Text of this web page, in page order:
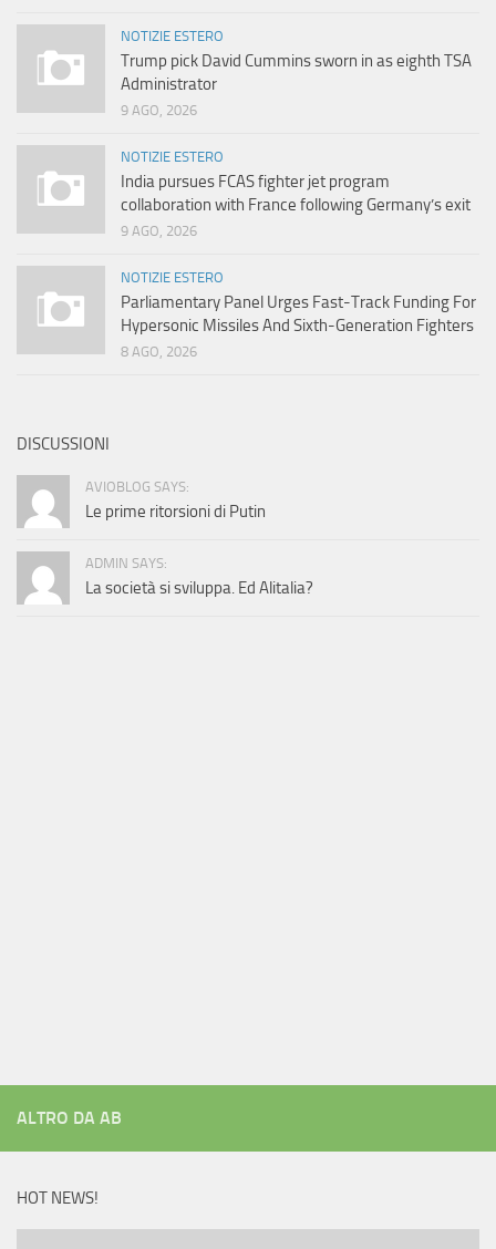
NOTIZIE ESTERO
Trump pick David Cummins sworn in as eighth TSA
Administrator
9 AGO, 2026
NOTIZIE ESTERO
India pursues FCAS fighter jet program
collaboration with France following Germany’s exit
9 AGO, 2026
NOTIZIE ESTERO
Parliamentary Panel Urges Fast-Track Funding For
Hypersonic Missiles And Sixth-Generation Fighters
8 AGO, 2026
DISCUSSIONI
AVIOBLOG SAYS:
Le prime ritorsioni di Putin
ADMIN SAYS:
La società si sviluppa. Ed Alitalia?
ALTRO DA AB
HOT NEWS!